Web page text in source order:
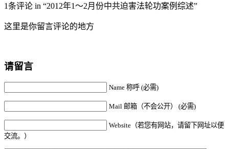
1条评论 in “2012年1～2月份中共迫害法轮功案例综述”
这里是你留言评论的地方
请留言
Name 称呼 (必需)
Mail 邮箱（不会公开） (必需)
Website（若您有网站，请留下网址以便
交流。）